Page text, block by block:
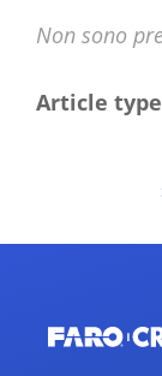
Non sono
Article type